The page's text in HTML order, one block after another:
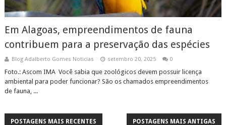
Em Alagoas, empreendimentos de fauna
contribuem para a preservação das espécies
Blog Adalberto Gomes Noticias setembro 20, 2025 0
Foto.: Ascom IMA Você sabia que zoológicos devem possuir licença
ambiental para poder funcionar? São os chamados empreendimentos
de fauna, ...
POSTAGENS MAIS RECENTES POSTAGENS MAIS ANTIGAS